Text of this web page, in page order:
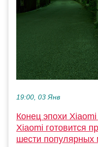
19:00, 03 Янв
Конец эпохи
Xiaomi готовится
шести